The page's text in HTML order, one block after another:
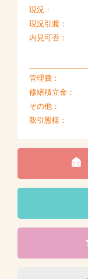
現況：
現況引渡：
内見可否：
管理費：
修繕積立金：
その他：
取引態様：